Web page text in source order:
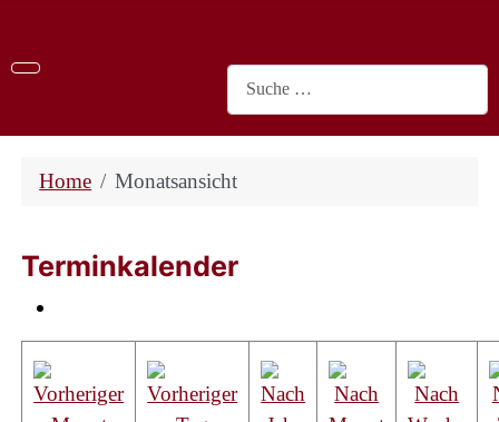
Suchen
Home Monatsansicht
Terminkalender